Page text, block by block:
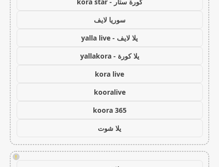
سوريا لايف
يلا لايف - yalla live
يلا كورة - yallakora
kora live
kooralive
koora 365
يلا شوت
!